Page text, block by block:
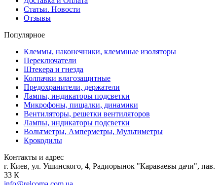
Статьи. Новости
Отзывы
Популярное
Клеммы, наконечники, клеммные изоляторы
Переключатели
Штекера и гнезда
Колпачки влагозащитные
Предохранители, держатели
Лампы, индикаторы подсветки
Микрофоны, пищалки, динамики
Вентиляторы, решетки вентиляторов
Лампы, индикаторы подсветки
Вольтметры, Амперметры, Мультиметры
Крокодилы
Контакты и адрес
г. Киев, ул. Ушинского, 4, Радиорынок "Караваевы дачи", пав.
33 К